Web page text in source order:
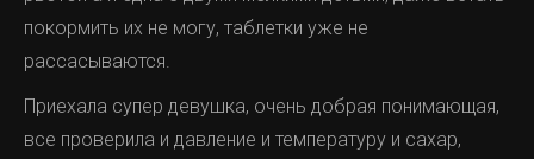
покормить их не могу, таблетки уже не
рассасываются.
Приехала супер девушка, очень добрая понимающая,
все проверила и давление и температуру и сахар,